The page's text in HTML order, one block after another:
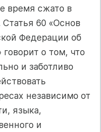
время сжато в
Статья 60 «Основ
Федерации об
о том, что
и заботливо
независимо от
языка,
и